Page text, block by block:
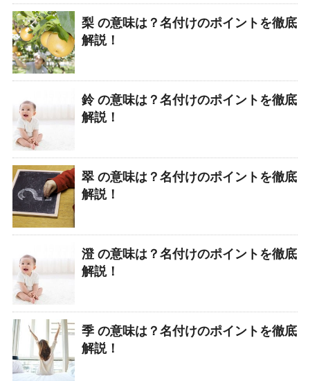
梨 の意味は？名付けのポイントを徹底
解説！
鈴 の意味は？名付けのポイントを徹底
解説！
翠 の意味は？名付けのポイントを徹底
解説！
澄 の意味は？名付けのポイントを徹底
解説！
季 の意味は？名付けのポイントを徹底
解説！